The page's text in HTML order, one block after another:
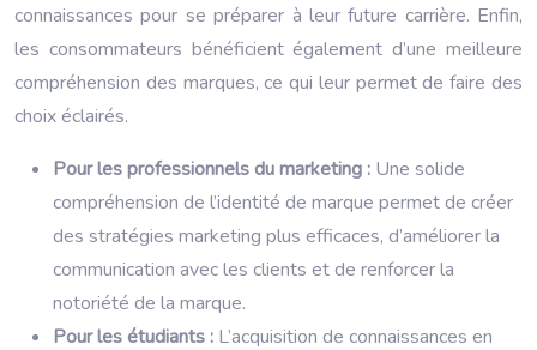
connaissances pour se préparer à leur future carrière. Enfin,
les consommateurs bénéficient également d’une meilleure
compréhension des marques, ce qui leur permet de faire des
choix éclairés.
Pour les professionnels du marketing : Une solide
compréhension de l’identité de marque permet de créer
des stratégies marketing plus efficaces, d’améliorer la
communication avec les clients et de renforcer la
notoriété de la marque.
Pour les étudiants : L’acquisition de connaissances en